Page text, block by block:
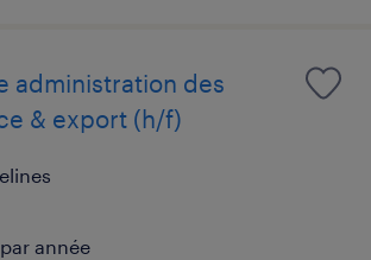
administration des
& export (h/f)
année